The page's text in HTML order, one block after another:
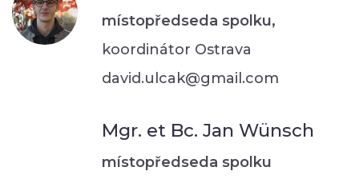
místopředseda spolku,
koordinátor Ostrava
david.ulcak@gmail.com
Mgr. et Bc. Jan Wünsch
místopředseda spolku